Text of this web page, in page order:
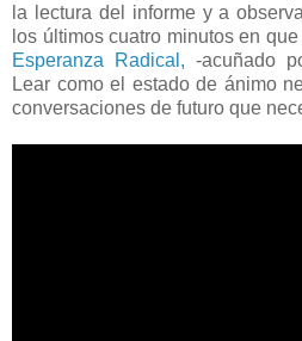
la lectura del informe y a
los últimos cuatro minutos en
Esperanza Radical, -acuñado
Lear como el estado de ánimo
conversaciones de futuro que